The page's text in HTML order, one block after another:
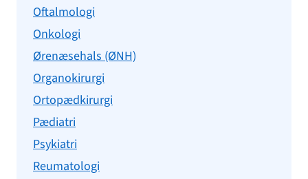
Oftalmologi
Onkologi
Ørenæsehals (ØNH)
Organokirurgi
Ortopædkirurgi
Pædiatri
Psykiatri
Reumatologi